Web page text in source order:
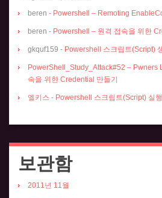
beren - Powershell – Remoting
beren - Powershell – 원격 접속을 위한
gkquf159 - Powershell 스크립트(Script)
PowerShell_Study_Attack#52 – Pwners
속을 위한 Credential 만들기
엘키스 - Powershell 스크립트(Script) 실
보관함
2011년 11월